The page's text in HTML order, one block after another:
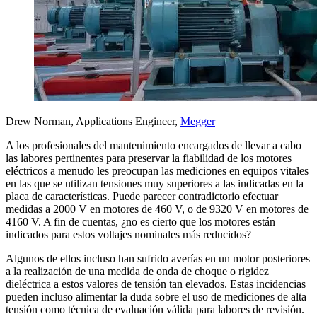
Drew Norman, Applications Engineer, Megger
A los profesionales del mantenimiento encargados de llevar a cabo
las labores pertinentes para preservar la fiabilidad de los motores
eléctricos a menudo les preocupan las mediciones en equipos vitales
en las que se utilizan tensiones muy superiores a las indicadas en la
placa de características. Puede parecer contradictorio efectuar
medidas a 2000 V en motores de 460 V, o de 9320 V en motores de
4160 V. A fin de cuentas, ¿no es cierto que los motores están
indicados para estos voltajes nominales más reducidos?
Algunos de ellos incluso han sufrido averías en un motor posteriores
a la realización de una medida de onda de choque o rigidez
dieléctrica a estos valores de tensión tan elevados. Estas incidencias
pueden incluso alimentar la duda sobre el uso de mediciones de alta
tensión como técnica de evaluación válida para labores de revisión.